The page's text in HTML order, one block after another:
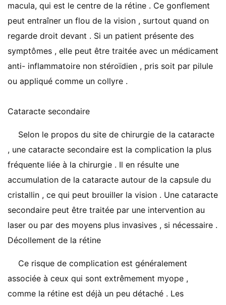
macula, qui est le centre de la rétine . Ce gonflement
peut entraîner un flou de la vision , surtout quand on
regarde droit devant . Si un patient présente des
symptômes , elle peut être traitée avec un médicament
anti- inflammatoire non stéroïdien , pris soit par pilule
ou appliqué comme un collyre .
Cataracte secondaire
Selon le propos du site de chirurgie de la cataracte
, une cataracte secondaire est la complication la plus
fréquente liée à la chirurgie . Il en résulte une
accumulation de la cataracte autour de la capsule du
cristallin , ce qui peut brouiller la vision . Une cataracte
secondaire peut être traitée par une intervention au
laser ou par des moyens plus invasives , si nécessaire .
Décollement de la rétine
Ce risque de complication est généralement
associée à ceux qui sont extrêmement myope ,
comme la rétine est déjà un peu détaché . Les